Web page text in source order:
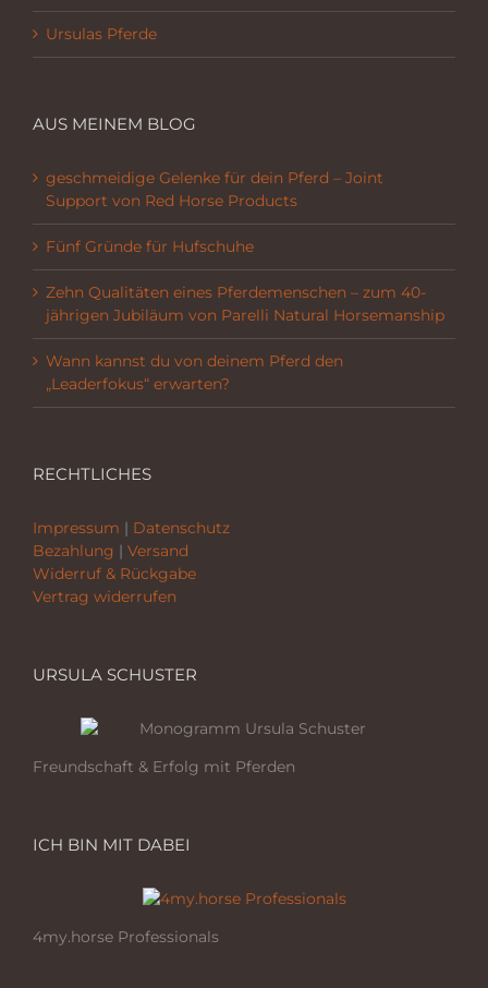
Ursulas Pferde
AUS MEINEM BLOG
geschmeidige Gelenke für dein Pferd – Joint
Support von Red Horse Products
Fünf Gründe für Hufschuhe
Zehn Qualitäten eines Pferdemenschen – zum 40-
jährigen Jubiläum von Parelli Natural Horsemanship
Wann kannst du von deinem Pferd den
„Leaderfokus“ erwarten?
RECHTLICHES
Impressum | Datenschutz
Bezahlung | Versand
Widerruf & Rückgabe
Vertrag widerrufen
URSULA SCHUSTER
Freundschaft & Erfolg mit Pferden
ICH BIN MIT DABEI
4my.horse Professionals